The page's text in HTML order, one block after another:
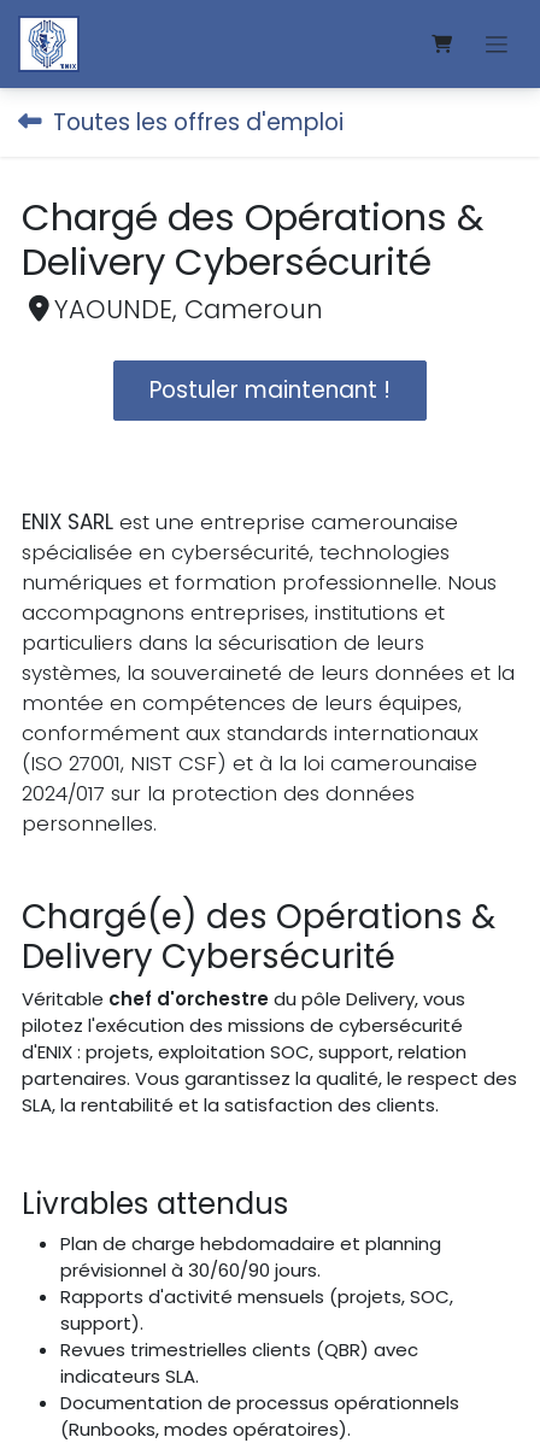
Se rendre au contenu
Toutes les offres d'emploi
Chargé des Opérations &
Delivery Cybersécurité
YAOUNDE, Cameroun
Postuler maintenant !
ENIX SARL est une entreprise camerounaise
spécialisée en cybersécurité, technologies
numériques et formation professionnelle. Nous
accompagnons entreprises, institutions et
particuliers dans la sécurisation de leurs
systèmes, la souveraineté de leurs données et la
montée en compétences de leurs équipes,
conformément aux standards internationaux
(ISO 27001, NIST CSF) et à la loi camerounaise
2024/017 sur la protection des données
personnelles.
Chargé(e) des Opérations &
Delivery Cybersécurité
Véritable chef d'orchestredu pôle Delivery, vous
pilotez l'exécution des missions de cybersécurité
d'ENIX : projets, exploitation SOC, support, relation
partenaires. Vous garantissez la qualité, le respect des
SLA, la rentabilité et la satisfaction des clients.
Livrables attendus
Plan de charge hebdomadaire et planning
prévisionnel à 30/60/90 jours.
Rapports d'activité mensuels (projets, SOC,
support).
Revues trimestrielles clients (QBR) avec
indicateurs SLA.
Documentation de processus opérationnels
(Runbooks, modes opératoires).